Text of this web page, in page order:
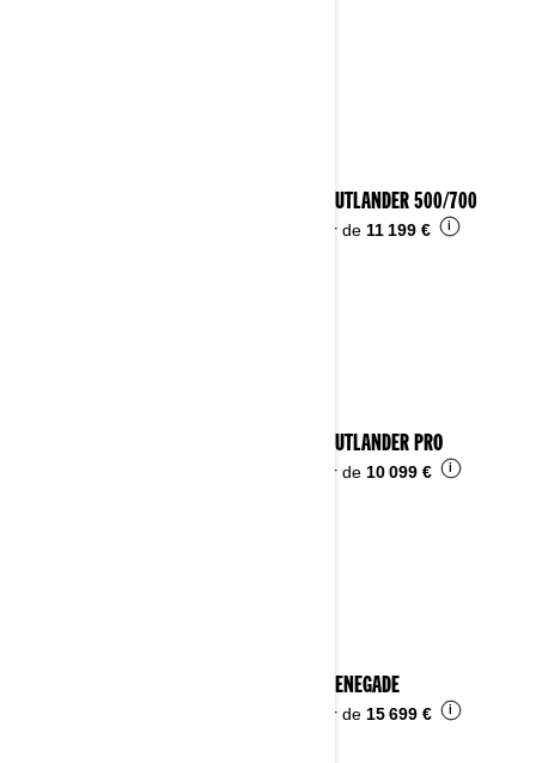
2025 OUTLANDER 500/700
À partir de 11 199 € i
2025 OUTLANDER PRO
À partir de 10 099 € i
2025 RENEGADE
À partir de 15 699 € i